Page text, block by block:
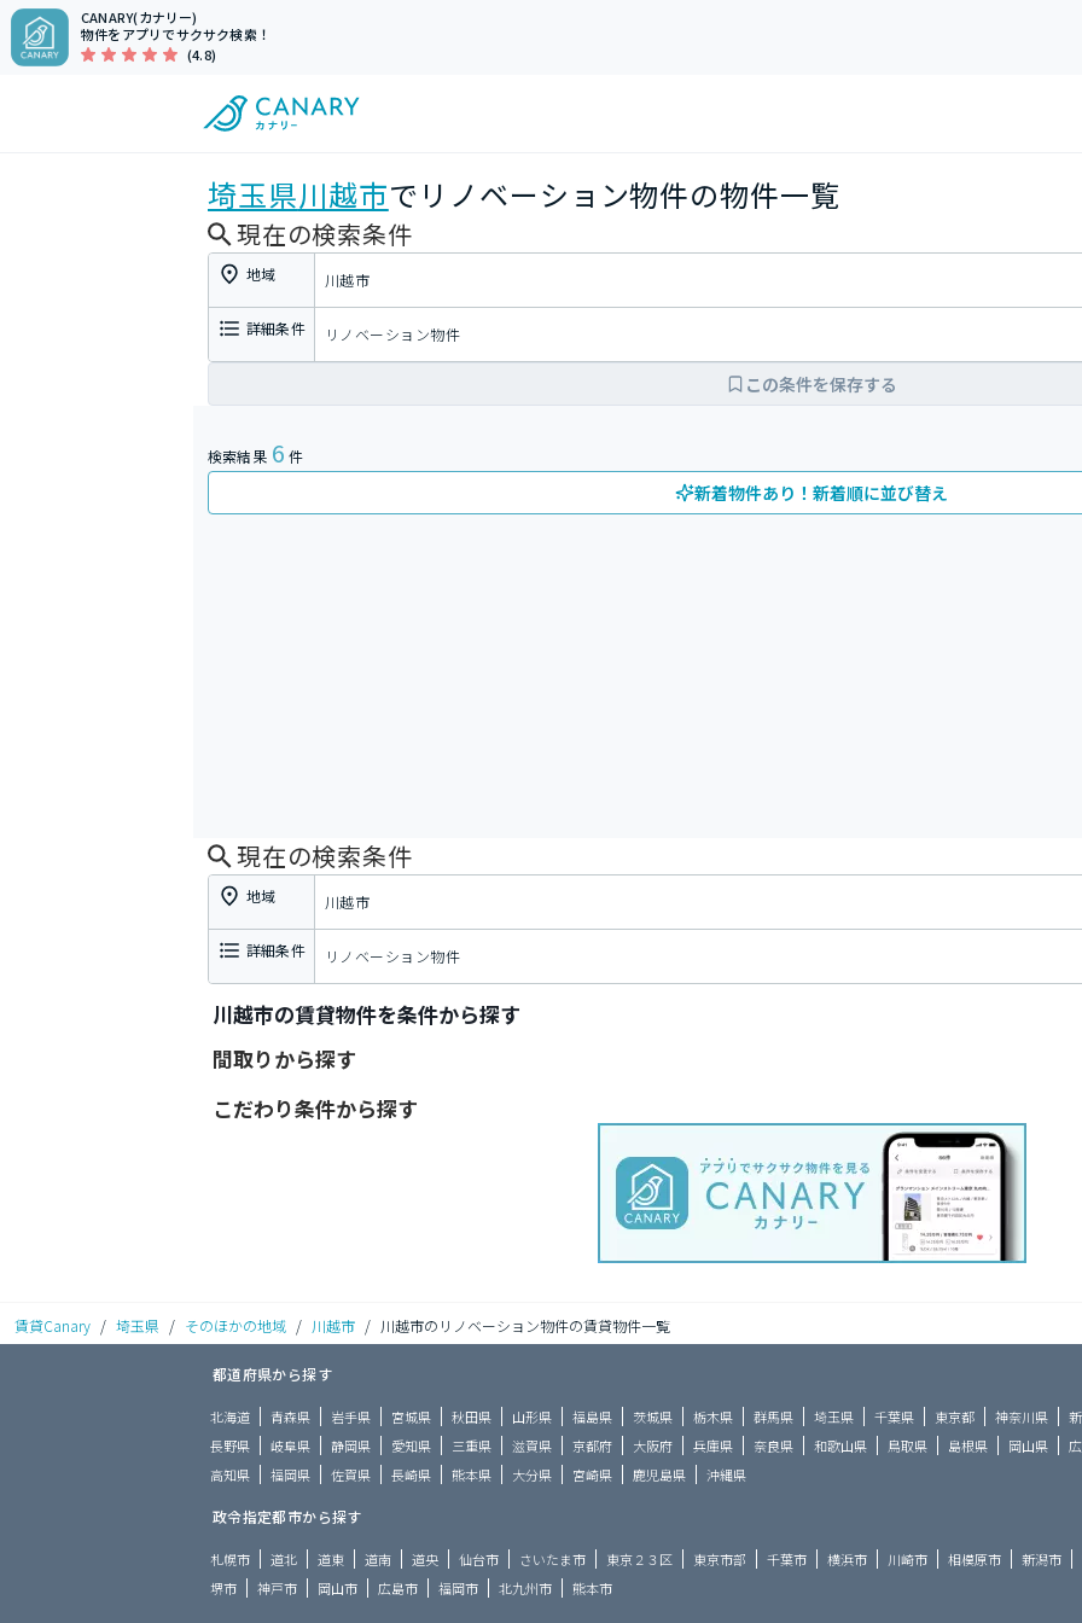
CANARY(カナリー)
物件をアプリでサクサク検索！
(4.8)
埼玉県川越市でリノベーション物件の物件一覧
現在の検索条件
地域 川越市
詳細条件 リノベーション物件
この条件を保存する
検索結果 6 件
新着物件あり！新着順に並び替え
現在の検索条件
地域 川越市
詳細条件 リノベーション物件
川越市の賃貸物件を条件から探す
間取りから探す
こだわり条件から探す
賃貸Canary / 埼玉県 / そのほかの地域 / 川越市 / 川越市のリノベーション物件の賃貸物件一覧
都道府県から探す
北海道 青森県 岩手県 宮城県 秋田県 山形県 福島県 茨城県 栃木県 群馬県 埼玉県 千葉県 東京都 神奈川県
長野県
岐阜県 静岡県 愛知県 三重県 滋賀県 京都府 大阪府 兵庫県 奈良県 和歌山県 鳥取県 島根県 岡山県
高知県
福岡県 佐賀県 長崎県 熊本県 大分県 宮崎県 鹿児島県 沖縄県
政令指定都市から探す
札幌市 道北 道東 道南 道央 仙台市 さいたま市 東京２３区 東京市部 千葉市 横浜市 川崎市 相模原市 新潟市
堺市
神戸市 岡山市 広島市 福岡市 北九州市 熊本市